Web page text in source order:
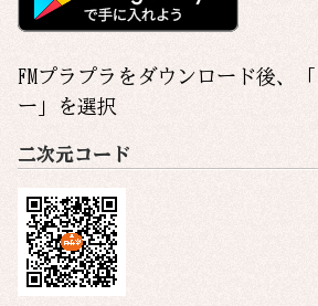
FMプラプラをダウンロード後、「
ー 」を選択
二次元コード